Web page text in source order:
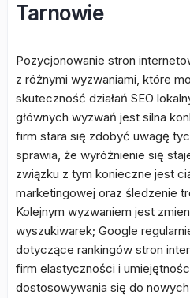
Tarnowie
Pozycjonowanie stron
z różnymi wyzwaniami, które
skuteczność działań SEO
głównych wyzwań jest silna
firm stara się zdobyć uwagę
sprawia, że wyróżnienie się
związku z tym konieczne jest
marketingowej oraz śledzenie
Kolejnym wyzwaniem jest
wyszukiwarek; Google
dotyczące rankingów stron
firm elastyczności i
dostosowywania się do